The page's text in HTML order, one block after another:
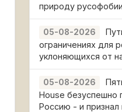
природу
05-08-2026
ограничениях для
уклоняющихся от
05-08-2026
House безуспешно
Россию - и признал